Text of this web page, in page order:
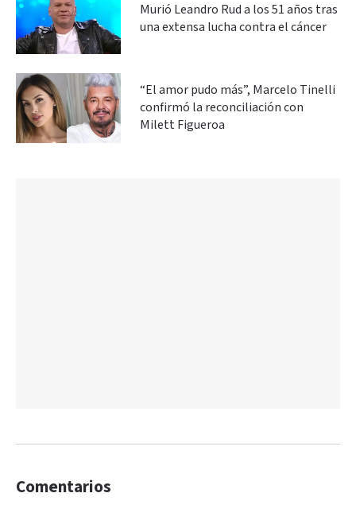
Murió Leandro Rud a los 51 años tras
una extensa lucha contra el cáncer
“El amor pudo más”, Marcelo Tinelli
confirmó la reconciliación con
Milett Figueroa
Comentarios